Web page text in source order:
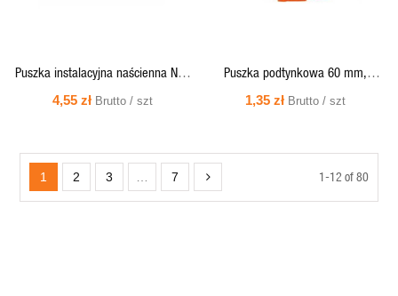
Puszka instalacyjna naścienna NS8
FASTBOX&HOOK szary 35357102
4,55 zł Brutto / szt
Puszka podtynkowa 60 mm,
płytka, łączona, z wkrętami,
1,35 zł Brutto / szt
1 2 3 … 7 1-12 of 80